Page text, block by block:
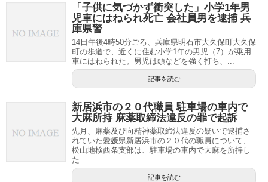
「子供に気づかず衝突した」小学1年男
児車にはねられ死亡 会社員男を逮捕 兵
庫県警
14日午後4時50分ごろ、兵庫県明石市大久保町大久保
町の歩道で、近くに住む小学1年の男児（7）が乗用
車にはねられた。男児は頭などを強く打ち、...
記事を読む
新居浜市の２０代職員 駐車場の車内で
大麻所持 麻薬取締法違反の罪で起訴
先月、麻薬及び向精神薬取締法違反の疑いで逮捕さ
れていた愛媛県新居浜市の２０代の職員について、
松山地検西条支部は、駐車場の車内で大麻を所持し
た...
記事を読む